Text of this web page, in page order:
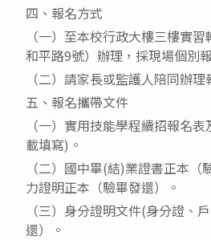
四、報名方式
（一）至本校行政大樓三樓實
和平路9號）辦理，採現場個別
（二）請家長或監護人陪同辦理
五、報名攜帶文件
（一）實用技能學程續招報名
載填寫)。
（二）國中畢(結)業證書正本
力證明正本（驗畢發還）。
（三）身分證明文件(身分證、
還）。